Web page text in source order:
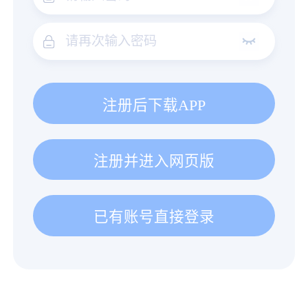
注册后下载APP
注册并进入网页版
已有账号直接登录